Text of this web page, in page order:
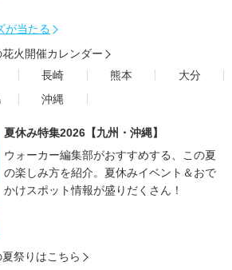
が当たる
火開催カレンダー
長崎 熊本
大分
沖縄
夏休み特集2026【九州・沖縄】
ウォーカー編集部がおすすめする、この夏
の楽しみ方を紹介。夏休みイベント＆おで
かけスポット情報が盛りだくさん！
祭りはこちら